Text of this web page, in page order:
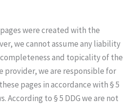
were created with the
we cannot assume any liability
and topicality of the
provider, we are responsible for
pages in accordance with § 5
According to § 5 DDG we are not